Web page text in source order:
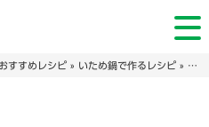
すすめレシピ» いため鍋で作るレシピ» クリーム明太⼦うどん